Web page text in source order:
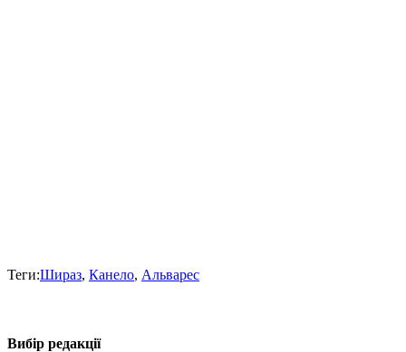
Теги:Шираз, Канело, Альварес
Вибір редакції